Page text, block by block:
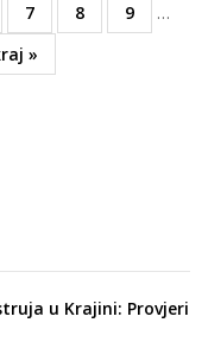
Page
7 Page
8 Page
9
…
»
u Krajini: Provjeri